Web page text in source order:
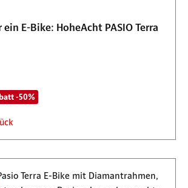
E-Bike: HoheAcht PASIO Terra
-50%